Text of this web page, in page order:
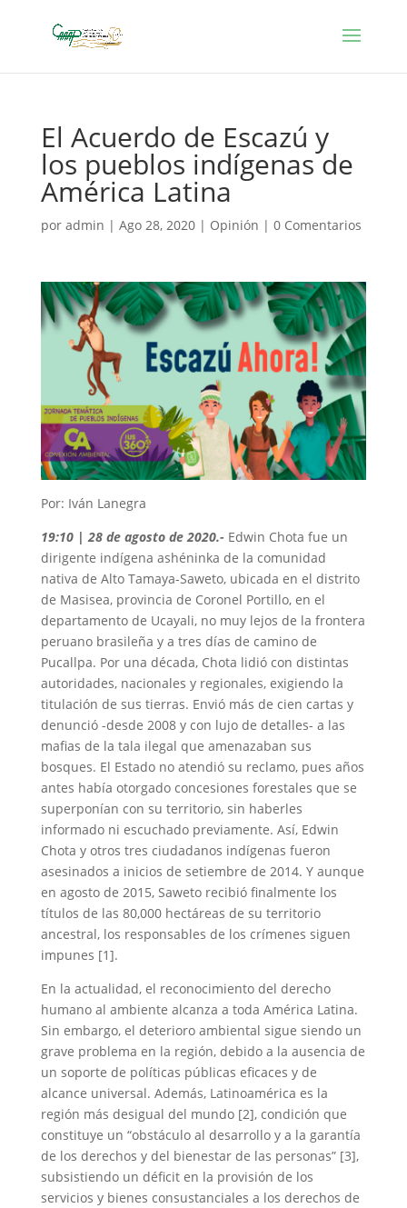
El Acuerdo de Escazú y
los pueblos indígenas de
América Latina
por admin | Ago 28, 2020| Opinión | 0 Comentarios
Por: Iván Lanegra
19:10 | 28 de agosto de 2020.- Edwin Chota fue un
dirigente indígena ashéninka de la comunidad
nativa de Alto Tamaya-Saweto, ubicada en el distrito
de Masisea, provincia de Coronel Portillo, en el
departamento de Ucayali, no muy lejos de la frontera
peruano brasileña y a tres días de camino de
Pucallpa. Por una década, Chota lidió con distintas
autoridades, nacionales y regionales, exigiendo la
titulación de sus tierras. Envió más de cien cartas y
denunció -desde 2008 y con lujo de detalles- a las
mafias de la tala ilegal que amenazaban sus
bosques. El Estado no atendió su reclamo, pues años
antes había otorgado concesiones forestales que se
superponían con su territorio, sin haberles
informado ni escuchado previamente. Así, Edwin
Chota y otros tres ciudadanos indígenas fueron
asesinados a inicios de setiembre de 2014. Y aunque
en agosto de 2015, Saweto recibió finalmente los
títulos de las 80,000 hectáreas de su territorio
ancestral, los responsables de los crímenes siguen
impunes [1].
En la actualidad, el reconocimiento del derecho
humano al ambiente alcanza a toda América Latina.
Sin embargo, el deterioro ambiental sigue siendo un
grave problema en la región, debido a la ausencia de
un soporte de políticas públicas eficaces y de
alcance universal. Además, Latinoamérica es la
región más desigual del mundo [2], condición que
constituye un “obstáculo al desarrollo y a la garantía
de los derechos y del bienestar de las personas” [3],
subsistiendo un déficit en la provisión de los
servicios y bienes consustanciales a los derechos de